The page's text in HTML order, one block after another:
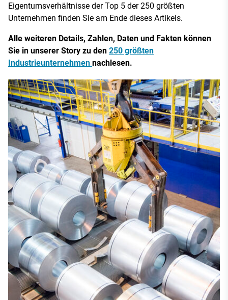
Eigentumsverhältnisse der Top 5 der 250 größten
Unternehmen finden Sie am Ende dieses Artikels.
Alle weiteren Details, Zahlen, Daten und Fakten können
Sie in unserer Story zu den 250 größten
Industrieunternehmen nachlesen.